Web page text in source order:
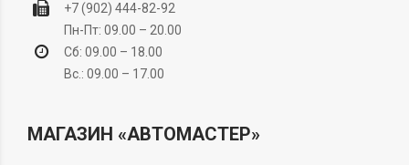
+7 (902) 444-82-92
Пн-Пт: 09.00 – 20.00
Сб: 09.00 – 18.00
Вс.: 09.00 – 17.00
МАГАЗИН «АВТОМАСТЕР»